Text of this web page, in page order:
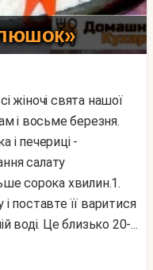
і восьме березня.
і печериці -
салату
сорока хвилин.1.
поставте її варитися
воді. Це близько 20-...